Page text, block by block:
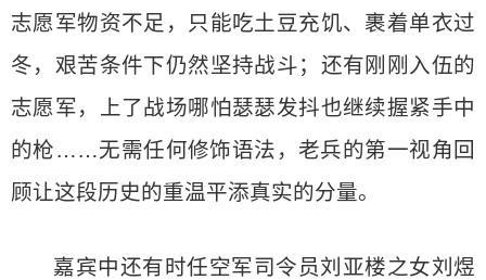
志愿军物资不足，只能吃土豆充饥、裹着单衣过
冬，艰苦条件下仍然坚持战斗；还有刚刚入伍的
志愿军，上了战场哪怕瑟瑟发抖也继续握紧手中
的枪……无需任何修饰语法，老兵的第一视角回
顾让这段历史的重温平添真实的分量。
嘉宾中还有时任空军司令员刘亚楼之女刘煜